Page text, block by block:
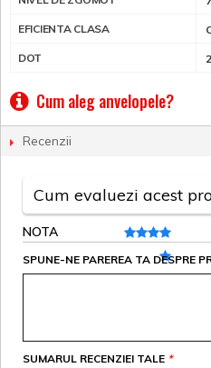
EFICIENTA CLASA
DOT
Cum aleg anvelopele?
Recenzii
Cum evaluezi acest
NOTA
SPUNE-NE PAREREA TA DESPRE
*
SUMARUL RECENZIEI TALE